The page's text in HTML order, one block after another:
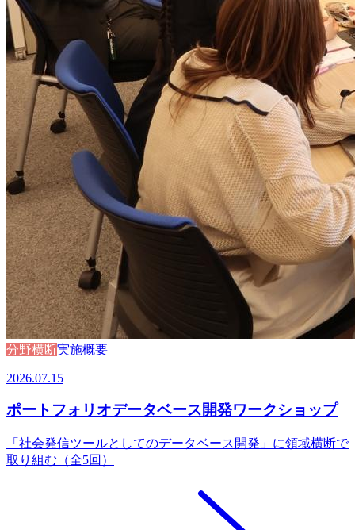
分野横断実施概要
2026.07.15
ポートフォリオデータベース開発ワークショップ
「社会発信ツールとしてのデータベース開発」に領域横断で
取り組む（全5回）